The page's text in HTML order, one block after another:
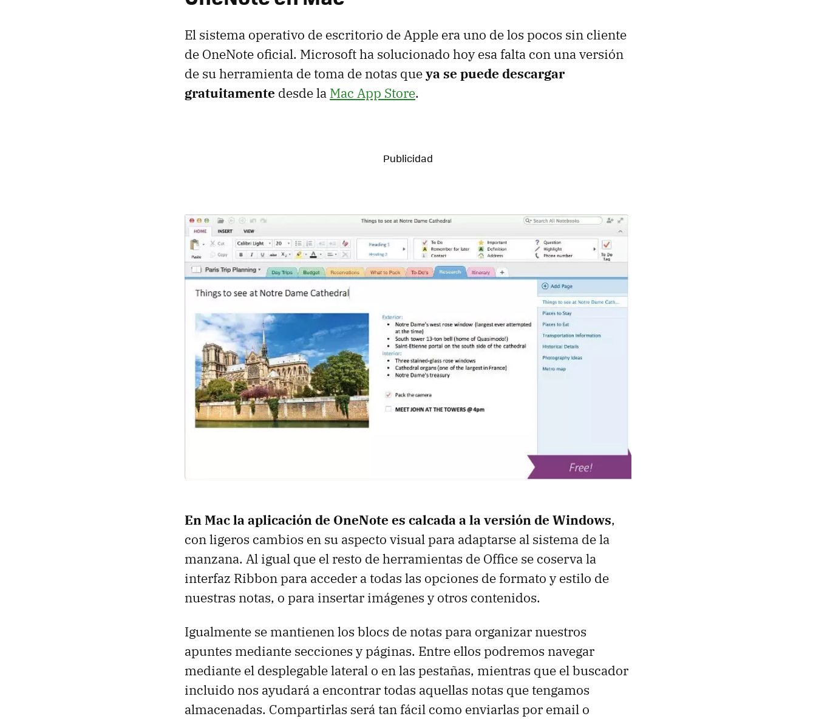
El sistema operativo de escritorio de Apple era uno de los pocos sin cliente
de OneNote oficial. Microsoft ha solucionado hoy esa falta con una versión
de su herramienta de toma de notas queya se puede descargar
gratuitamente desde la Mac App Store.
En Mac la aplicación de OneNote es calcada a la versión de Windows,
con ligeros cambios en su aspecto visual para adaptarse al sistema de la
manzana. Al igual que el resto de herramientas de Office se coserva la
interfaz Ribbon para acceder a todas las opciones de formato y estilo de
nuestras notas, o para insertar imágenes y otros contenidos.
Igualmente se mantienen los blocs de notas para organizar nuestros
apuntes mediante secciones y páginas. Entre ellos podremos navegar
mediante el desplegable lateral o en las pestañas, mientras que el buscador
incluido nos ayudará a encontrar todas aquellas notas que tengamos
almacenadas. Compartirlas será tan fácil como enviarlas por email o